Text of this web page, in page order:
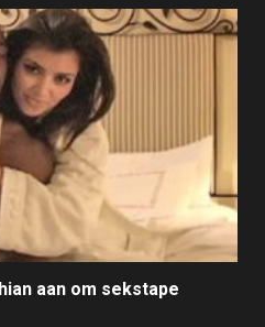
aan om sekstape